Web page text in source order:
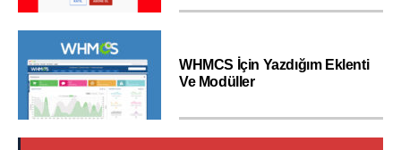
WHMCS İçin Yazdığım Eklenti
Ve Modüller